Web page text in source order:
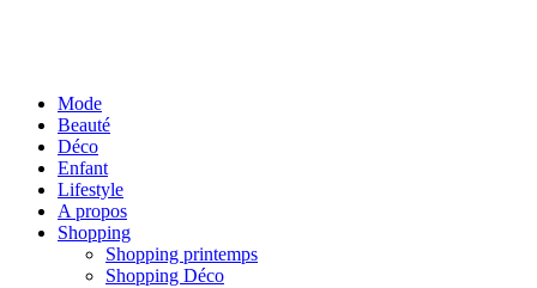
Mode
Beauté
Déco
Enfant
Lifestyle
A propos
Shopping
Shopping printemps
Shopping Déco